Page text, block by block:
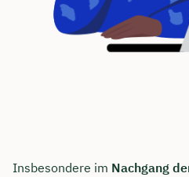
Insbesondere im Nachgang